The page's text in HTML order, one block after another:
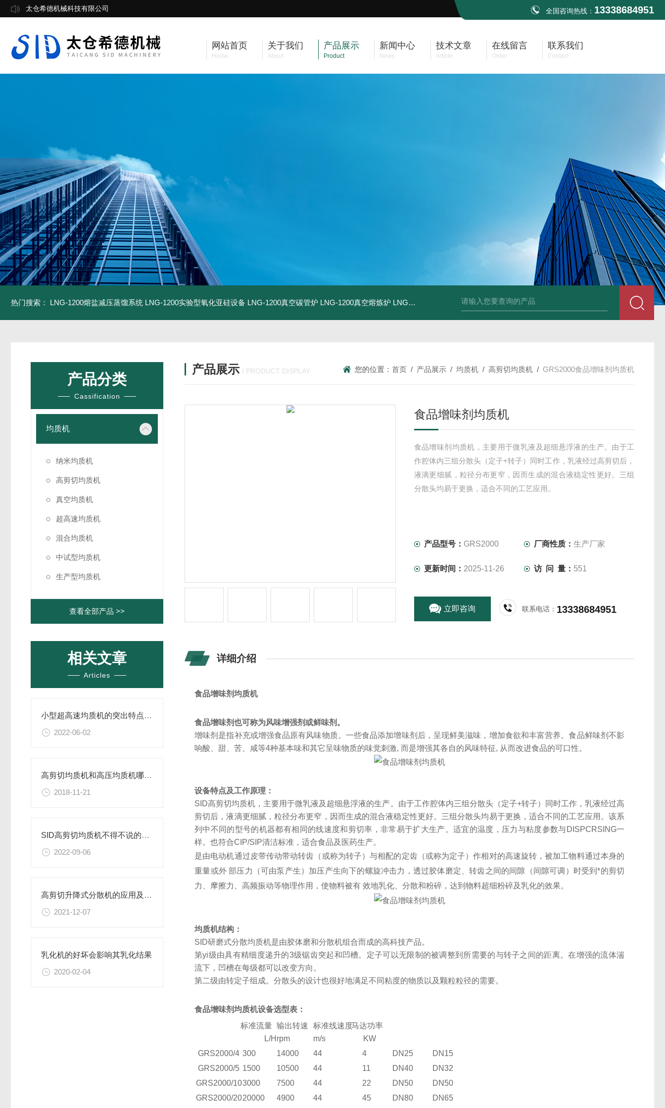
太仓希德机械科技有限公司 全国咨询热线： 13338684951
网站首页
Home
关于我们
About
产品展示
Product
新闻中心
News
技术文章
Article
在线留言
Order
联系我们
Contact
热门搜索： LNG-1200熔盐减压蒸馏系统 LNG-1200实验型氧化亚硅设备 LNG-1200真空碳管炉 LNG-1200真空熔炼炉 LNG-1200真空热压炉 LNG-1200真空钨丝炉 LNHZ-1200
产品分类
Cassification
均质机
纳米均质机
高剪切均质机
真空均质机
超高速均质机
混合均质机
中试型均质机
生产型均质机
查看全部产品 >>
相关文章
Articles
小型超高速均质机的突出特点及应用
2022-06-02
高剪切均质机和高压均质机哪个效果好
2018-11-21
SID高剪切均质机不得不说的几个优势
2022-09-06
高剪切升降式分散机的应用及分散头的几种形式
2021-12-07
乳化机的好坏会影响其乳化结果
2020-02-04
产品展示 / PRODUCT DISPLAY 您的位置： 首页 / 产品展示 / 均质机 / 高剪切均质机 / GRS2000食品增味剂均质机
食品增味剂均质机
食品增味剂均质机，主要用于微乳液及超细悬浮液的生产。由于工
作腔体内三组分散头（定子+转子）同时工作，乳液经过高剪切后，
液滴更细腻，粒径分布更窄，因而生成的混合液稳定性更好。三组
分散头均易于更换，适合不同的工艺应用。
产品型号： GRS2000 厂商性质：生产厂家
更新时间： 2025-11-26 访 问 量： 551
立即咨询 联系电话： 13338684951
详细介绍
食品增味剂均质机
食品增味剂也可称为风味增强剂或鲜味剂。
增味剂是指补充或增强食品原有风味物质。一些食品添加增味剂后，呈现鲜美滋味，增加食欲和丰富营养。食品鲜味剂不影
响酸、甜、苦、咸等4种基本味和其它呈味物质的味觉刺激, 而是增强其各自的风味特征, 从而改进食品的可口性。
设备特点及工作原理：
SID高剪切均质机，主要用于微乳液及超细悬浮液的生产。由于工作腔体内三组分散头（定子+转子）同时工作，乳液经过高
剪切后，液滴更细腻，粒径分布更窄，因而生成的混合液稳定性更好。三组分散头均易于更换，适合不同的工艺应用。该系
列中不同的型号的机器都有相同的线速度和剪切率，非常易于扩大生产。适宜的温度，压力与粘度参数与DISPCRSING一
样。也符合CIP/SIP清洁标准，适合食品及医药生产。
是由电动机通过皮带传动带动转齿（或称为转子）与相配的定齿（或称为定子）作相对的高速旋转，被加工物料通过本身的
重量或外 部压力（可由泵产生）加压产生向下的螺旋冲击力，透过胶体磨定、转齿之间的间隙（间隙可调）时受到*的剪切
力、摩擦力、高频振动等物理作用，使物料被有 效地乳化、分散和粉碎，达到物料超细粉碎及乳化的效果。
均质机结构：
SID研磨式分散均质机是由胶体磨和分散机组合而成的高科技产品。
第yi级由具有精细度递升的3级锯齿突起和凹槽。定子可以无限制的被调整到所需要的与转子之间的距离。在增强的流体湍
流下，凹槽在每级都可以改变方向。
第二级由转定子组成。分散头的设计也很好地满足不同粘度的物质以及颗粒粒径的需要。
食品增味剂均质机设备选型表：
标准流量 输出转速 标准线速度马达功率
L/H rpm m/s
KW
GRS2000/4 300 14000 44 4 DN25
DN15
GRS2000/5 1500 10500 44 11 DN40
DN32
GRS2000/103000 7500 44 22 DN50
DN50
GRS2000/2020000 4900 44 45 DN80
DN65